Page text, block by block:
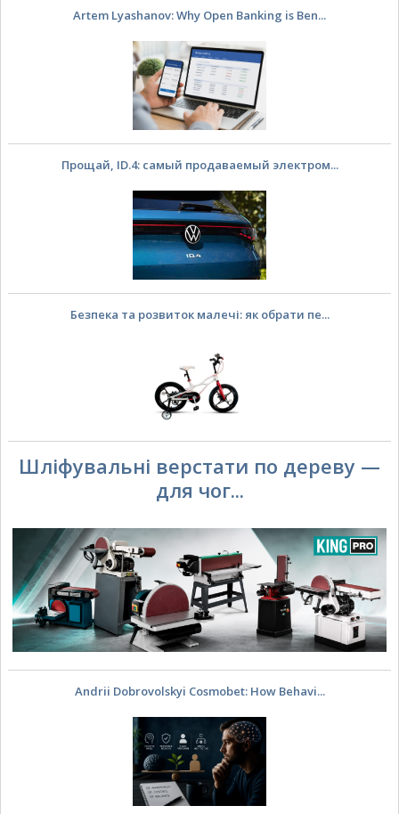
Artem Lyashanov: Why Open Banking is Ben...
Прощай, ID.4: самый продаваемый электром...
Безпека та розвиток малечі: як обрати пе...
Шліфувальні верстати по дереву —
для чог...
Andrii Dobrovolskyi Cosmobet: How Behavi...